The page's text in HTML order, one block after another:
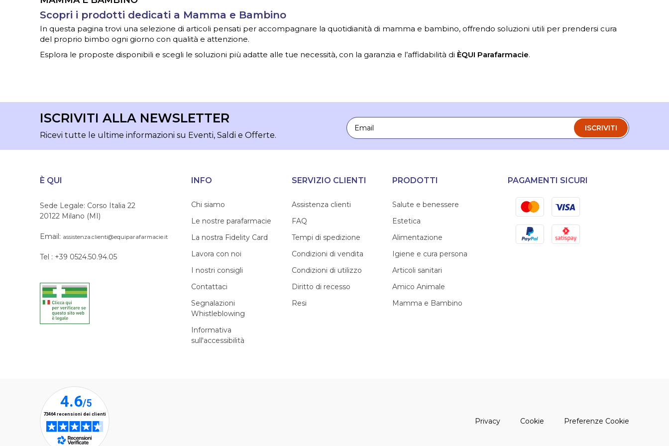
Scopri i prodotti dedicati a Mamma e Bambino
In questa pagina trovi una selezione di articoli pensati per accompagnare la quotidianità di mamma e bambino, offrendo soluzioni utili per prendersi cura
del proprio bimbo ogni giorno con qualità e attenzione.
Esplora le proposte disponibili e scegli le soluzioni più adatte alle tue necessità, con la garanzia e l’affidabilità di ÈQUI Parafarmacie.
ISCRIVITI ALLA NEWSLETTER
Ricevi tutte le ultime informazioni su Eventi, Saldi e Offerte.
Email
ISCRIVITI
È QUI
Sede Legale: Corso Italia 22
20122 Milano (MI)
Email: assistenza.clienti@equiparafarmacie.it
Tel : +39 0524.50.94.05
INFO
Chi siamo
Le nostre parafarmacie
La nostra Fidelity Card
Lavora con noi
I nostri consigli
Contattaci
Segnalazioni
Whistleblowing
Informativa
sull'accessibilità
SERVIZIO CLIENTI
Assistenza clienti
FAQ
Tempi di spedizione
Condizioni di vendita
Condizioni di utilizzo
Diritto di recesso
Resi
PRODOTTI
Salute e benessere
Estetica
Alimentazione
Igiene e cura persona
Articoli sanitari
Amico Animale
Mamma e Bambino
PAGAMENTI SICURI
MastercardVisa
PayPal Satispay
Privacy(apre una nuova finestra)
Cookie (apre una nuova finestra)
Preferenze Cookie